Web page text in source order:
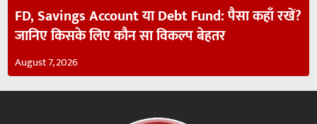
FD, Savings Account या Debt Fund: पैसा कहाँ रखें?
जानिए किसके लिए कौन सा विकल्प बेहतर
August 7, 2026